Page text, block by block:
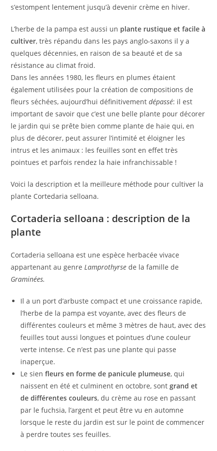
s’estompent lentement jusqu’à devenir crème en hiver.
L’herbe de la pampa est aussi un plante rustique et facile à
cultiver, très répandu dans les pays anglo-saxons il y a
quelques décennies, en raison de sa beauté et de sa
résistance au climat froid.
Dans les années 1980, les fleurs en plumes étaient
également utilisées pour la création de compositions de
fleurs séchées, aujourd’hui définitivementdépassé: il est
important de savoir que c’est une belle plante pour décorer
le jardin qui se prête bien comme plante de haie qui, en
plus de décorer, peut assurer l’intimité et éloigner les
intrus et les animaux : les feuilles sont en effet très
pointues et parfois rendez la haie infranchissable !
Voici la description et la meilleure méthode pour cultiver la
plante Cortedaria selloana.
Cortaderia selloana : description de la
plante
Cortaderia selloana est une espèce herbacée vivace
appartenant au genreLamprothyrse de la famille de
Graminées.
Il a un port d’arbuste compact et une croissance rapide,
l’herbe de la pampa est voyante, avec des fleurs de
différentes couleurs et même 3 mètres de haut, avec des
feuilles tout aussi longues et pointues d’une couleur
verte intense. Ce n’est pas une plante qui passe
inaperçue.
Le sienfleurs en forme de panicule plumeuse, qui
naissent en été et culminent en octobre, sontgrand et
de différentes couleurs, du crème au rose en passant
par le fuchsia, l’argent et peut être vu en automne
lorsque le reste du jardin est sur le point de commencer
à perdre toutes ses feuilles.